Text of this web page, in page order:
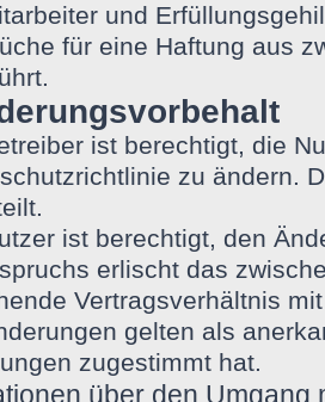
und
für eine Haftung aus
ist berechtigt, die
zu ändern.
ist berechtigt, den
erlischt das
Vertragsverhältnis
gelten als
zugestimmt hat.
über den